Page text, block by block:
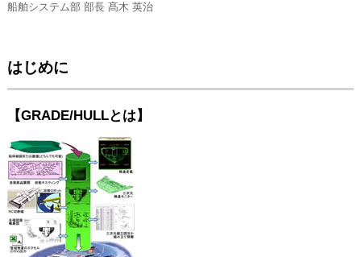
船舶システム部 部長 髙木 英治
はじめに
【GRADE/HULLとは】